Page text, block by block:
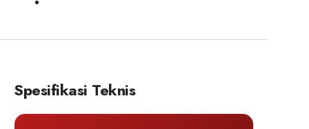
Spesifikasi Teknis